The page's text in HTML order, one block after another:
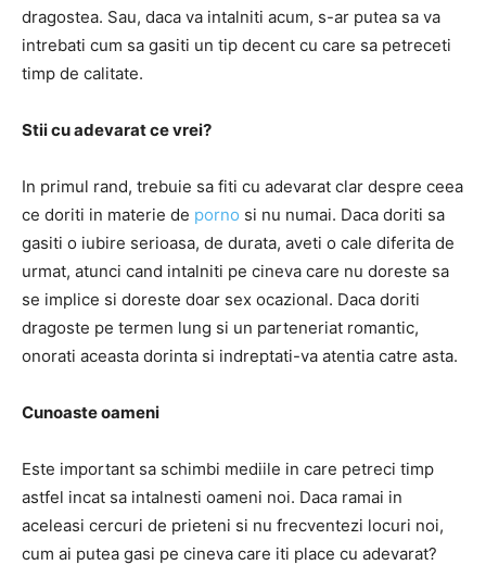
dragostea. Sau, daca va intalniti acum, s-ar putea sa va
intrebati cum sa gasiti un tip decent cu care sa petreceti
timp de calitate.
Stii cu adevarat ce vrei?
In primul rand, trebuie sa fiti cu adevarat clar despre ceea
ce doriti in materie de porno si nu numai. Daca doriti sa
gasiti o iubire serioasa, de durata, aveti o cale diferita de
urmat, atunci cand intalniti pe cineva care nu doreste sa
se implice si doreste doar sex ocazional. Daca doriti
dragoste pe termen lung si un parteneriat romantic,
onorati aceasta dorinta si indreptati-va atentia catre asta.
Cunoaste oameni
Este important sa schimbi mediile in care petreci timp
astfel incat sa intalnesti oameni noi. Daca ramai in
aceleasi cercuri de prieteni si nu frecventezi locuri noi,
cum ai putea gasi pe cineva care iti place cu adevarat?